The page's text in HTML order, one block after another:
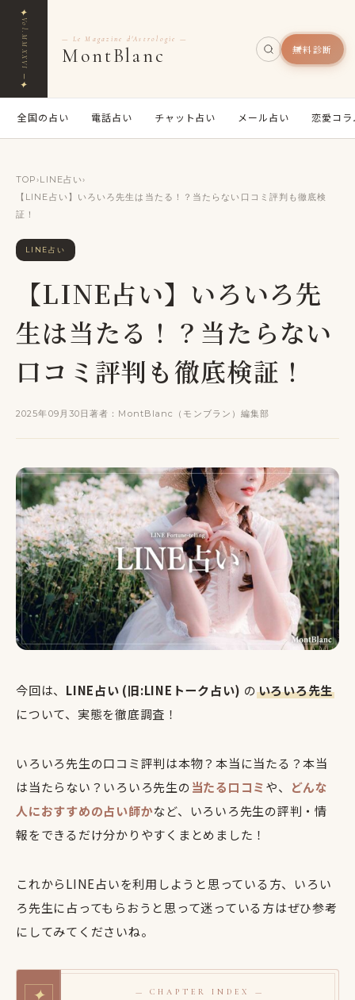
✦
Vol.MMXXVI ─
✦
— Le Magazine d'Astrologie —
MontBlanc 無料診断
全国の占い 電話占い チャット占い メール占い 恋愛コラ
TOP›LINE占い›
【LINE占い】いろいろ先生は当たる！？当たらない口コミ評判も徹底検
証！
LINE占い
【LINE占い】いろいろ先
生は当たる！？当たらない
口コミ評判も徹底検証！
2025年09月30日著者：MontBlanc（モンブラン）編集部
今回は、 LINE占い (旧:LINEトーク占い) のいろいろ先生
について、実態を徹底調査！
いろいろ先生の口コミ評判は本物？本当に当たる？本当
は当たらない？いろいろ先生の当たる口コミや、
どんな
人におすすめの占い師かなど、いろいろ先生の評判・情
報をできるだけ分かりやすくまとめました！
これからLINE占いを利用しようと思っている方、いろい
ろ先生に占ってもらおうと思って迷っている方はぜひ参考
にしてみてくださいね。
✦ — CHAPTER INDEX —